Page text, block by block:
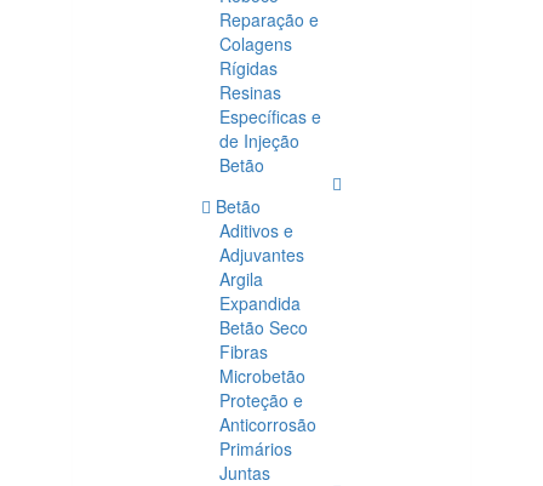
Reparação e
Colagens
Rígidas
Resinas
Específicas e
de Injeção
Betão
Betão
Aditivos e
Adjuvantes
Argila
Expandida
Betão Seco
Fibras
Microbetão
Proteção e
Anticorrosão
Primários
Juntas